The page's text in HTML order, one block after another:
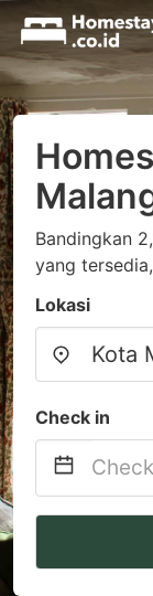
Bandingkan
yang
Lokasi
Check in
to